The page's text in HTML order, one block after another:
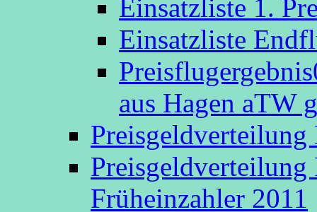
Einsatzliste 1.
Einsatzliste
aus Hagen aTW
Preisgeldverteilung
Früheinzahler 2011